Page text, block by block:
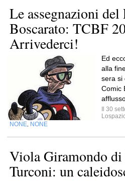
Le assegnazioni del
Boscarato: TCBF
Arrivederci!
Ed
alla
sera si
Comic
Il 30
NONE NONE
Viola Giramondo di
Turconi: un